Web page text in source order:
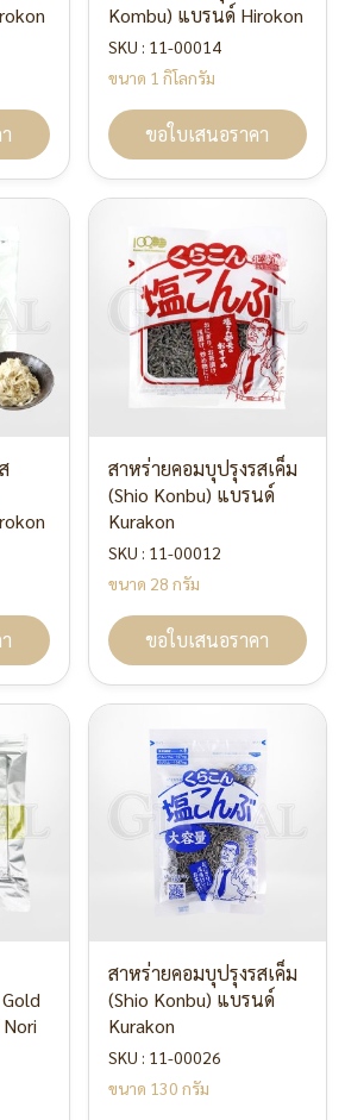
Kombu) แบรนด์ Hirokon
SKU : 11-00014
ขนาด 1 กิโลกรัม
ขอใบเสนอราคา
สาหร่ายคอมบุปรุงรสเค็ม
(Shio Konbu) แบรนด์
Kurakon
SKU : 11-00012
ขนาด 28 กรัม
ขอใบเสนอราคา
สาหร่ายคอมบุปรุงรสเค็ม
(Shio Konbu) แบรนด์
Kurakon
SKU : 11-00026
ขนาด 130 กรัม